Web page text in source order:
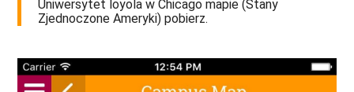
Uniwersytet loyola w Chicago mapie (Stany
Zjednoczone Ameryki) pobierz.